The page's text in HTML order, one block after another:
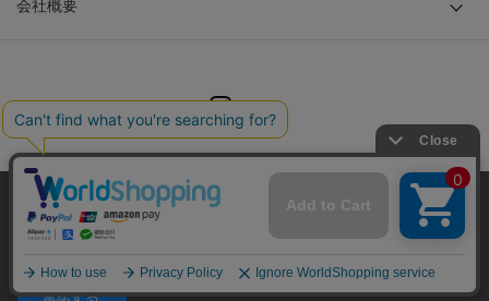
会社概要
© TOKYO BASE CO., LTD
当サイトはクッキー(cookie)を使用します。クッキーはサイト内
の一部の機能および、サイトの使用状況の分析からマーケティ
ング活動に利用することを目的としています。
プライバシーポリシーはこちら
承諾する